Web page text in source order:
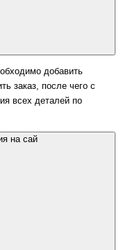
добавить
заказ, после чего с
всех деталей по
на сай